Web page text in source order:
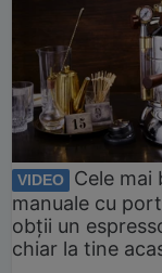
VIDEO
Cele mai
manuale cu
obții un
chiar la tine